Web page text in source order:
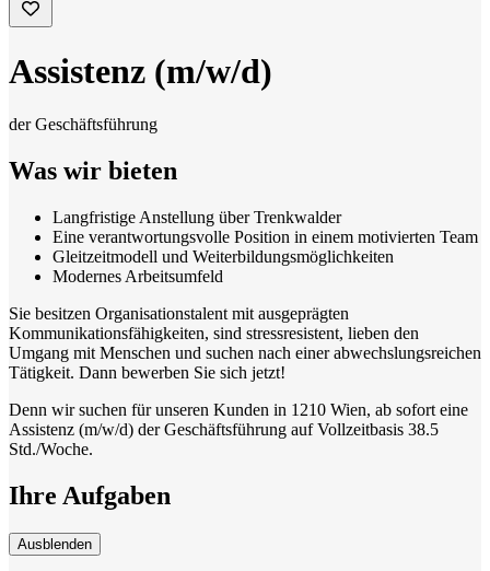
Assistenz (m/w/d)
der Geschäftsführung
Was wir bieten
Langfristige Anstellung über Trenkwalder
Eine verantwortungsvolle Position in einem motivierten Team
Gleitzeitmodell und Weiterbildungsmöglichkeiten
Modernes Arbeitsumfeld
Sie besitzen Organisationstalent mit ausgeprägten
Kommunikationsfähigkeiten, sind stressresistent, lieben den
Umgang mit Menschen und suchen nach einer abwechslungsreichen
Tätigkeit. Dann bewerben Sie sich jetzt!
Denn wir suchen für unseren Kunden in 1210 Wien, ab sofort eine
Assistenz (m/w/d) der Geschäftsführung auf Vollzeitbasis 38.5
Std./Woche.
Ihre Aufgaben
Ausblenden